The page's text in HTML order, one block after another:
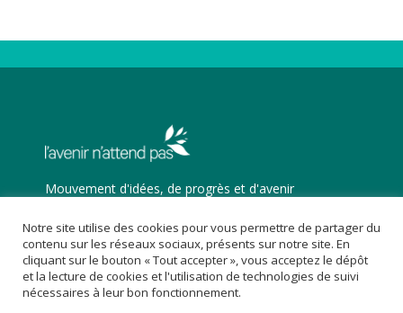
Mouvement d'idées, de progrès et d'avenir
Trouvez nous sur :
Facebook
page
opens
in
X
page
opens
in
YouTube
page
opens
in
Notre site utilise des cookies pour vous permettre de partager du
contenu sur les réseaux sociaux, présents sur notre site. En
cliquant sur le bouton « Tout accepter », vous acceptez le dépôt
et la lecture de cookies et l'utilisation de technologies de suivi
nécessaires à leur bon fonctionnement.